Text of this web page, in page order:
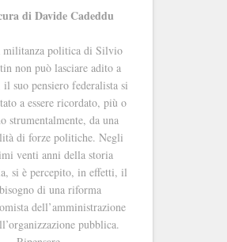
di Davide Cadeddu
militanza politica di Silvio
non può lasciare adito a
suo pensiero federalista si
a essere ricordato, più o
strumentalmente, da una
di forze politiche. Negli
venti anni della storia
si è percepito, in effetti, il
bisogno di una riforma
dell’amministrazione
pubblica.